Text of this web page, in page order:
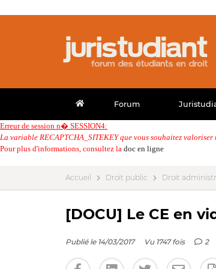
Forum
Erreur de session n� SESSION4:
La variable RECAPTCHA_SITEKEY que vous souhaitez
Pour plus d'informations, consultez la doc en ligne
Accueil Droit public Droit
[DOCU] Le CE en
Publié le 14/03/2017 Vu 1747 fois 2